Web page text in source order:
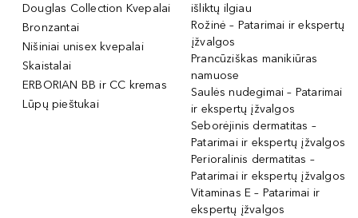
Douglas Collection Kvepalai
Bronzantai
Nišiniai unisex kvepalai
Skaistalai
ERBORIAN BB ir CC kremas
Lūpų pieštukai
išliktų ilgiau
Rožinė – Patarimai ir ekspertų
įžvalgos
Prancūziškas manikiūras
namuose
Saulės nudegimai – Patarimai
ir ekspertų įžvalgos
Seborėjinis dermatitas –
Patarimai ir ekspertų įžvalgos
Perioralinis dermatitas –
Patarimai ir ekspertų įžvalgos
Vitaminas E – Patarimai ir
ekspertų įžvalgos